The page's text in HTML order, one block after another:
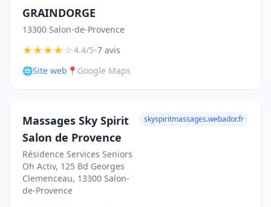
GRAINDORGE
13300 Salon-de-Provence
★★★★☆4.4/5•7 avis
🌐Site web 📍 Google Maps
Massages Sky Spirit
Salon de Provence
Résidence Services Seniors
Oh Activ, 125 Bd Georges
Clemenceau, 13300 Salon-
de-Provence
skyspiritmassages.webador.fr